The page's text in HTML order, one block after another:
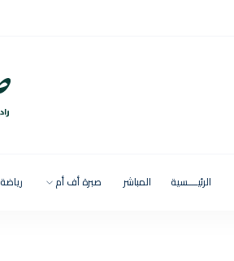
الرئيــــسية المباشر صبرة أف أم رياضة